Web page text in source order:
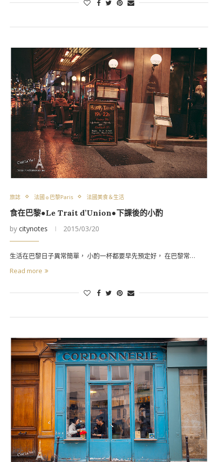
旅誌 法國☼巴黎Paris 法國美食＆生活
食在巴黎●Le Trait d’Union●下課後的小酌
by citynotes 2015/03/20
生活在巴黎日子異常簡單， 小酌一杯都要早先預定好， 在巴黎常…
Read more